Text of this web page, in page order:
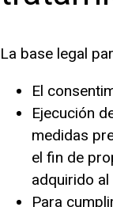
La base legal
El
Ejecución
medidas
el fin de
adquirido al
Para